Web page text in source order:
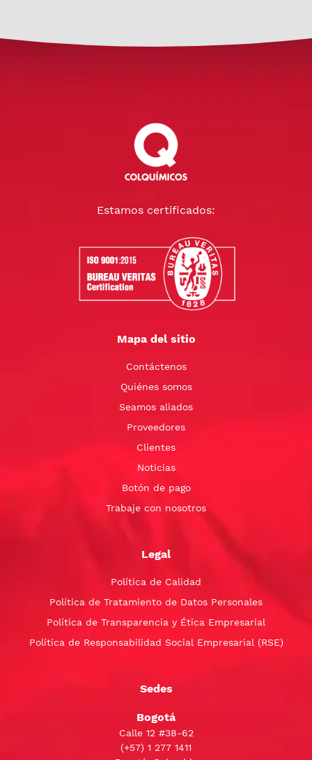
Estamos certificados:
Mapa del sitio
Contáctenos
Quiénes somos
Seamos aliados
Proveedores
Clientes
Noticias
Botón de pago
Trabaje con nosotros
Legal
Política de Calidad
Política de Tratamiento de Datos Personales
Política de Transparencia y Ética Empresarial
Política de Responsabilidad Social Empresarial (RSE)
Sedes
Bogotá
Calle 12 #38-62
(+57) 1 277 1411